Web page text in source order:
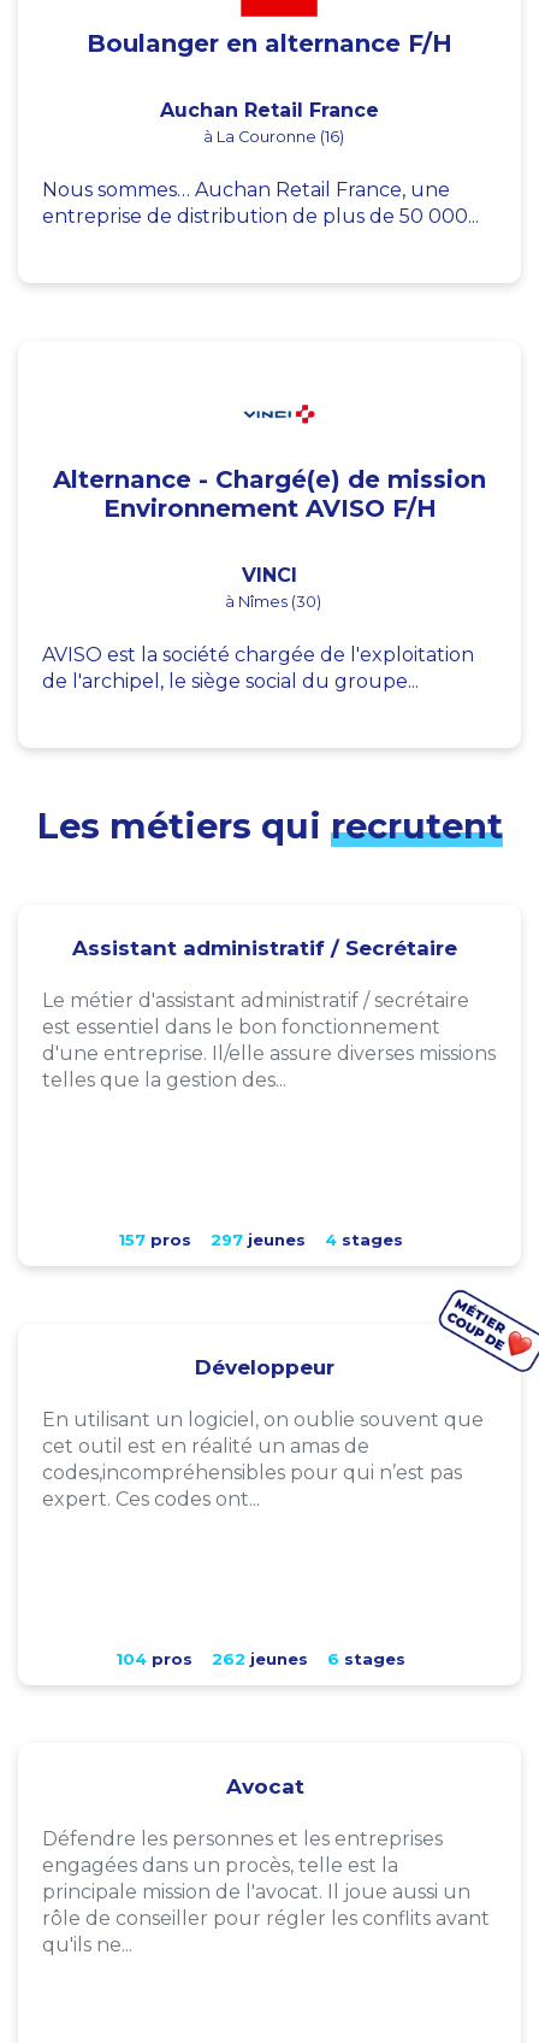
Boulanger en alternance F/H
Auchan Retail France
à La Couronne (16)
Nous sommes… Auchan Retail France, une
entreprise de distribution de plus de 50 000...
Alternance - Chargé(e) de mission
Environnement AVISO F/H
VINCI
à Nîmes (30)
AVISO est la société chargée de l'exploitation
de l'archipel, le siège social du groupe...
Les métiers qui recrutent
Assistant administratif / Secrétaire
Le métier d'assistant administratif / secrétaire
est essentiel dans le bon fonctionnement
d'une entreprise. Il/elle assure diverses missions
telles que la gestion des...
157pros 297jeunes 4stages
Développeur
En utilisant un logiciel, on oublie souvent que
cet outil est en réalité un amas de
codes,incompréhensibles pour qui n’est pas
expert. Ces codes ont...
104pros 262 jeunes 6 stages
Avocat
Défendre les personnes et les entreprises
engagées dans un procès, telle est la
principale mission de l'avocat. Il joue aussi un
rôle de conseiller pour régler les conflits avant
qu'ils ne...